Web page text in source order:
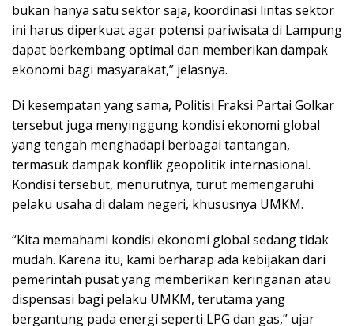
bukan hanya satu sektor saja, koordinasi lintas sektor
ini harus diperkuat agar potensi pariwisata di Lampung
dapat berkembang optimal dan memberikan dampak
ekonomi bagi masyarakat,” jelasnya.
Di kesempatan yang sama, Politisi Fraksi Partai Golkar
tersebut juga menyinggung kondisi ekonomi global
yang tengah menghadapi berbagai tantangan,
termasuk dampak konflik geopolitik internasional.
Kondisi tersebut, menurutnya, turut memengaruhi
pelaku usaha di dalam negeri, khususnya UMKM.
“Kita memahami kondisi ekonomi global sedang tidak
mudah. Karena itu, kami berharap ada kebijakan dari
pemerintah pusat yang memberikan keringanan atau
dispensasi bagi pelaku UMKM, terutama yang
bergantung pada energi seperti LPG dan gas,” ujar